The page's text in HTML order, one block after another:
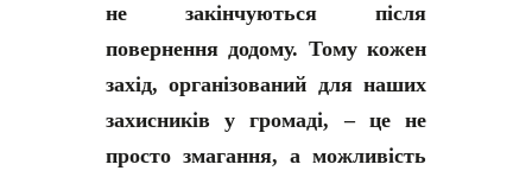
не закінчуються після
повернення додому. Тому кожен
захід, організований для наших
захисників у громаді, – це не
просто змагання, а можливість